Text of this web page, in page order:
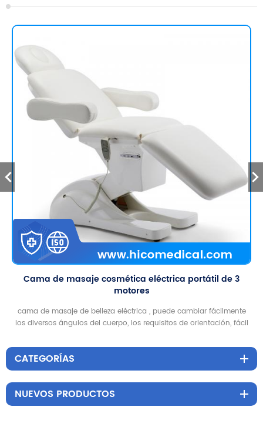
Cama de masaje cosmética eléctrica portátil de 3
motores
cama de masaje de belleza eléctrica , puede cambiar fácilmente
los diversos ángulos del cuerpo, los requisitos de orientación, fácil
CATEGORÍAS
NUEVOS PRODUCTOS